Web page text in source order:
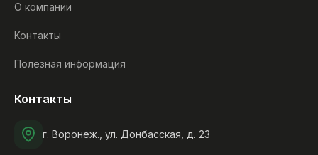
О компании
Контакты
Полезная информация
Контакты
г. Воронеж., ул. Донбасская, д. 23